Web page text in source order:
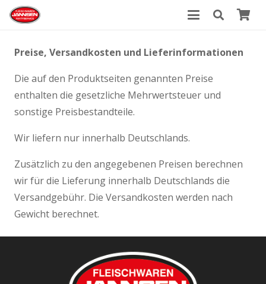
Preise, Versandkosten und Lieferinformationen
Die auf den Produktseiten genannten Preise
enthalten die gesetzliche Mehrwertsteuer und
sonstige Preisbestandteile.
Wir liefern nur innerhalb Deutschlands.
Zusätzlich zu den angegebenen Preisen berechnen
wir für die Lieferung innerhalb Deutschlands die
Versandgebühr. Die Versandkosten werden nach
Gewicht berechnet.